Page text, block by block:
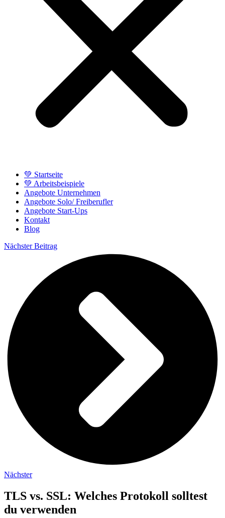
💚 Startseite
💚 Arbeitsbeispiele
Angebote Unternehmen
Angebote Solo/ Freiberufler
Angebote Start-Ups
Kontakt
Blog
Nächster Beitrag
Nächster
TLS vs. SSL: Welches Protokoll solltest
du verwenden